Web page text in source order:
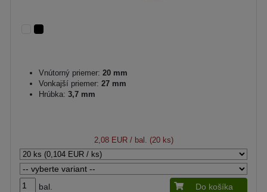
Vnútorný priemer: 20 mm
Vonkajší priemer: 27 mm
Hrúbka: 3,7 mm
2,08 EUR/ bal. (20 ks)
bal. Do košíka